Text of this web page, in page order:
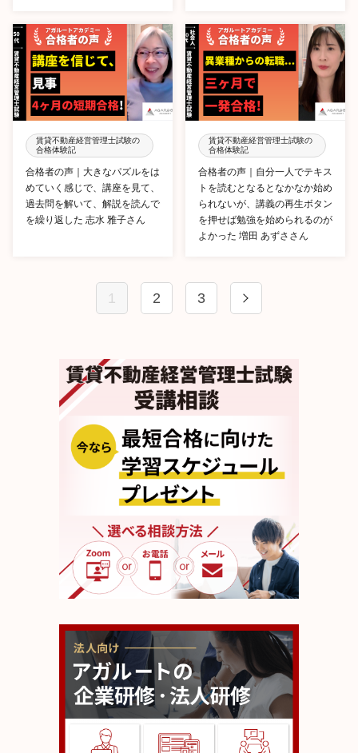
賃貸不動産経営管理士試験の
合格体験記
合格者の声｜大きなパズルをは
めていく感じで、講座を見て、
過去問を解いて、解説を読んで
を繰り返した 志水 雅子さん
賃貸不動産経営管理士試験の
合格体験記
合格者の声｜自分一人でテキス
トを読むとなるとなかなか始め
られないが、講義の再生ボタン
を押せば勉強を始められるのが
よかった 増田 あずささん
1 2 3